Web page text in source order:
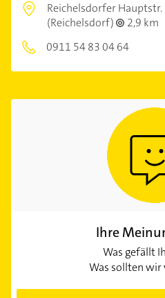
Reichelsdorfer Hauptstr.
(Reichelsdorf)
2,9 km
0911 54 83 04 64
Ihre
Was gefällt
Was sollten wir